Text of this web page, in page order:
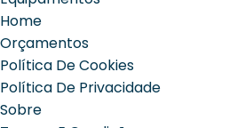
Home
Orçamentos
Política De Cookies
Política De Privacidade
Sobre